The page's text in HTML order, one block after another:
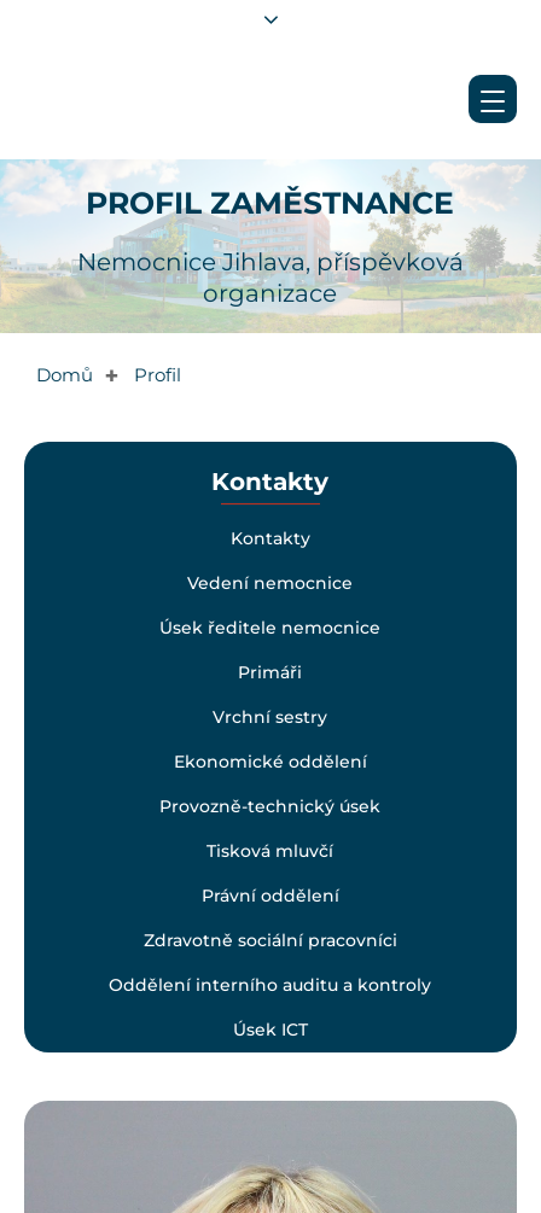
PROFIL ZAMĚSTNANCE
Nemocnice Jihlava, příspěvková
organizace
Domů ✚ Profil
Kontakty
Kontakty
Vedení nemocnice
Úsek ředitele nemocnice
Primáři
Vrchní sestry
Ekonomické oddělení
Provozně-technický úsek
Tisková mluvčí
Právní oddělení
Zdravotně sociální pracovníci
Oddělení interního auditu a kontroly
Úsek ICT